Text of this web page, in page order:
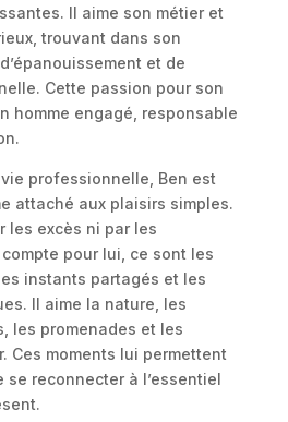
Il aime son métier et
trouvant dans son
et de
Cette passion pour son
homme engagé, responsable
professionnelle, Ben est
attaché aux plaisirs simples.
les excès ni par les
pour lui, ce sont les
instants partagés et les
Il aime la nature, les
les promenades et les
Ces moments lui permettent
se reconnecter à l’essentiel